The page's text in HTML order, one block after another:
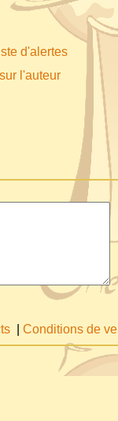
d'alertes
l'auteur
|Conditions de